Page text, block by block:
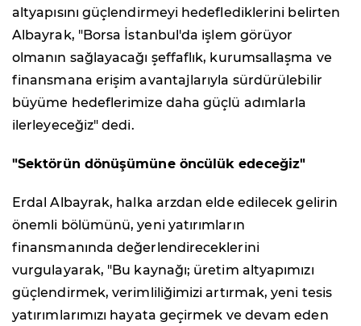
altyapısını güçlendirmeyi hedeflediklerini belirten
Albayrak, "Borsa İstanbul'da işlem görüyor
olmanın sağlayacağı şeffaflık, kurumsallaşma ve
finansmana erişim avantajlarıyla sürdürülebilir
büyüme hedeflerimize daha güçlü adımlarla
ilerleyeceğiz" dedi.
"Sektörün dönüşümüne öncülük edeceğiz"
Erdal Albayrak, halka arzdan elde edilecek gelirin
önemli bölümünü, yeni yatırımların
finansmanında değerlendireceklerini
vurgulayarak, "Bu kaynağı; üretim altyapımızı
güçlendirmek, verimliliğimizi artırmak, yeni tesis
yatırımlarımızı hayata geçirmek ve devam eden